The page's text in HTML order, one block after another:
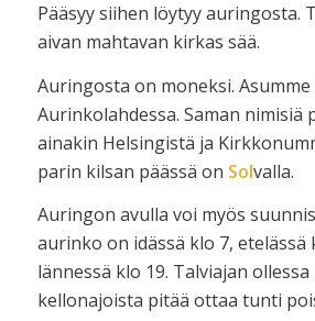
Pääsyy siihen löytyy auringosta.
aivan mahtavan kirkas sää.
Auringosta on moneksi. Asumme
Aurinkolahdessa. Saman nimisiä
ainakin Helsingistä ja
parin kilsan päässä on Solvalla.
Auringon avulla voi myös
aurinko on idässä klo 7, etelässä
lännessä klo 19. Talviajan
kellonajoista pitää ottaa tunti